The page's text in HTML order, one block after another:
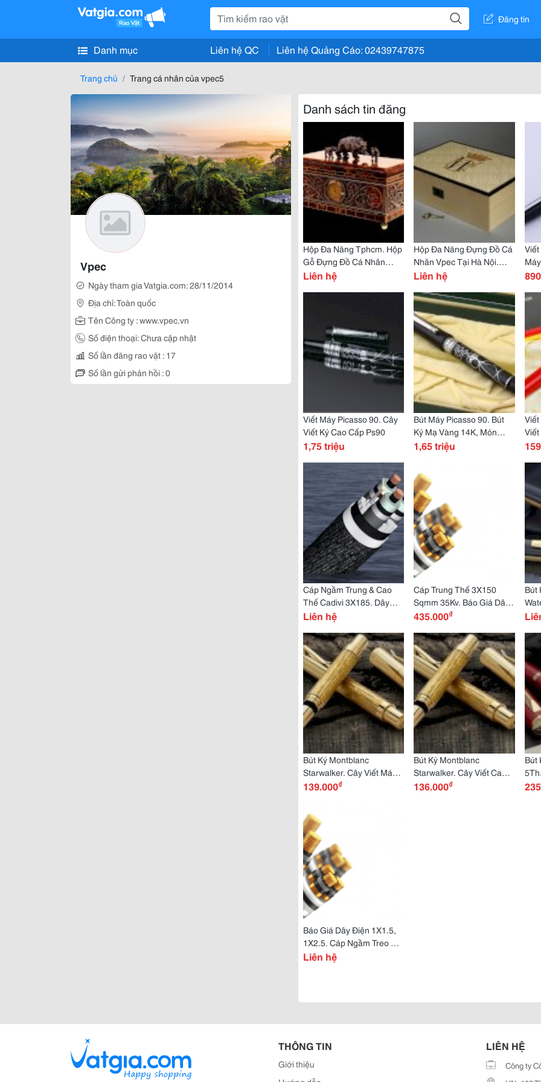
Đăng tin
Danh mục Liên hệ QC Liên hệ Quảng Cáo: 02439747875
Trang chủ Trang cá nhân của vpec5
Vpec
Ngày tham gia Vatgia.com: 28/11/2014
Địa chỉ: Toàn quốc
Tên Công ty : www.vpec.vn
Số điện thoại: Chưa cập nhật
Số lần đăng rao vặt : 17
Số lần gửi phản hồi : 0
Danh sách tin đăng
Hộp Đa Năng Tphcm. Hộp
Gỗ Đựng Đồ Cá Nhân
Sang Trọng, Cao Cấp
Liên hệ
Hộp Đa Năng Đựng Đồ Cá
Nhân Vpec Tại Hà Nội.
Hộp Cao Cấp
Liên hệ
Viết Máy Picasso 90. Cây
Viết Ký Cao Cấp Ps90
1,75 triệu
Bút Máy Picasso 90. Bút
Ký Mạ Vàng 14K, Món
Quà Cho Sếp
1,65 triệu
Cáp Ngầm Trung & Cao
Thế Cadivi 3X185. Dây
Điện 35Kv
Liên hệ
Cáp Trung Thế 3X150
Sqmm 35Kv. Báo Giá Dây
Điện Cadivi Mới Nhất
435.000₫
Bút
Nội
Bút Ký Montblanc
Starwalker. Cây Viết Máy,
Bi Chính Hãng
139.000₫
Bút Ký Montblanc
Starwalker. Cây Viết Cao
Cấp, Chính Hãng
136.000₫
Bút
Báo Giá Dây Điện 1X1.5,
1X2.5. Cáp Ngầm Treo Hạ
Thế, Tiếp Địa
Liên hệ
THÔNG TIN
Giới thiệu
LIÊN HỆ
Công ty